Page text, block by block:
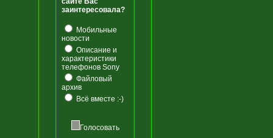
заинтересовала?
Мобильные
новости
Описание и
характеристики
телефонов Sony
Файловый
архив
Всё вместе :-)
Голосовать